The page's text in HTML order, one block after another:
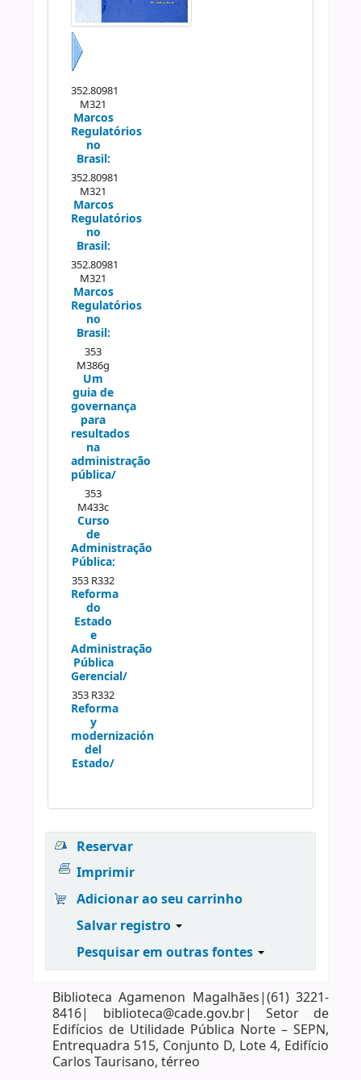
352.80981
M321
Marcos
Regulatórios
no
Brasil:
352.80981
M321
Marcos
Regulatórios
no
Brasil:
352.80981
M321
Marcos
Regulatórios
no
Brasil:
353
M386g
Um
guia de
governança
para
resultados
na
administração
pública/
353
M433c
Curso
de
Administração
Pública:
353 R332
Reforma
do
Estado
e
Administração
Pública
Gerencial/
353 R332
Reforma
y
modernización
del
Estado/
Reservar
Imprimir
Adicionar ao seu carrinho
Salvar registro
Pesquisar em outras fontes
Biblioteca Agamenon Magalhães|(61) 3221-
8416| biblioteca@cade.gov.br| Setor de
Edifícios de Utilidade Pública Norte – SEPN,
Entrequadra 515, Conjunto D, Lote 4, Edifício
Carlos Taurisano, térreo